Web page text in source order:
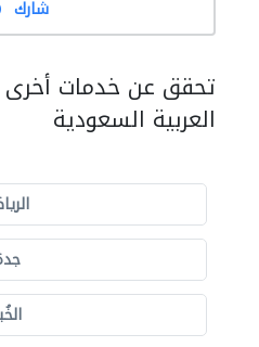
شارك
تحقق عن خدمات
العربية السعودية